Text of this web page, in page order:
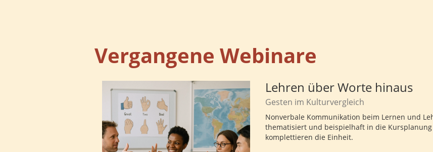
Vergangene Webinare
Lehren über Worte hinaus
Gesten im Kulturvergleich
Nonverbale Kommunikation beim Lernen und
thematisiert und beispielhaft in die
komplettieren die Einheit.